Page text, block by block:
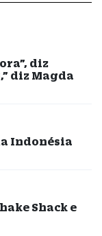
diz
diz Magda
Indonésia
Shack e